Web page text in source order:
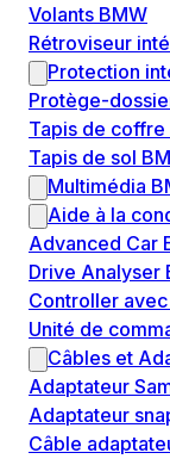
Volants BMW
Rétroviseur
Protection
Protège-
Tapis de coffre
Tapis de sol
Multimédia
Aide à la
Advanced Car
Drive Analyser
Controller
Unité de
Câbles et
Adaptateur
Adaptateur
Câble